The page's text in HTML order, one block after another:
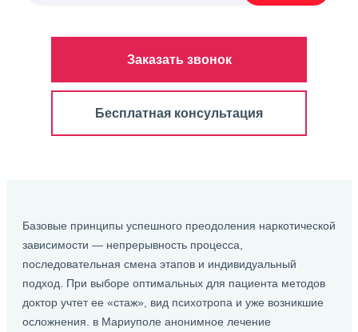
Заказать звонок
Бесплатная консультация
Базовые принципы успешного преодоления наркотической
зависимости — непрерывность процесса,
последовательная смена этапов и индивидуальный
подход. При выборе оптимальных для пациента методов
доктор учтет ее «стаж», вид психотропа и уже возникшие
осложнения. в Мариуполе анонимное лечение